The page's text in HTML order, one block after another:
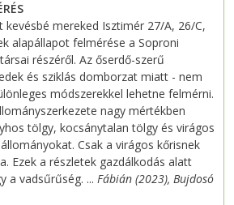
kevésbé mereked Isztimér 27/A, 26/C,
alapállapot felmérése a Soproni
részéről. Az őserdő-szerű
és sziklás domborzat miatt - nem
módszerekkel lehetne felmérni.
nagy mértékben
tölgy, kocsánytalan tölgy és virágos
Csak a virágos kőrisnek
Ezek a részletek gazdálkodás alatt
a vadsűrűség. ... Fábián (2023), Bujdosó